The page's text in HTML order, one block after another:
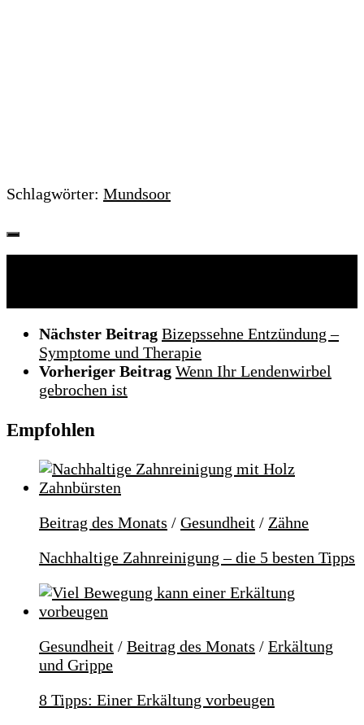
Schlagwörter: Mundsoor
Nächster Beitrag Bizepssehne Entzündung –
Symptome und Therapie
Vorheriger Beitrag Wenn Ihr Lendenwirbel
gebrochen ist
Empfohlen
Beitrag des Monats / Gesundheit / Zähne
Nachhaltige Zahnreinigung – die 5 besten Tipps
Gesundheit / Beitrag des Monats / Erkältung
und Grippe
8 Tipps: Einer Erkältung vorbeugen